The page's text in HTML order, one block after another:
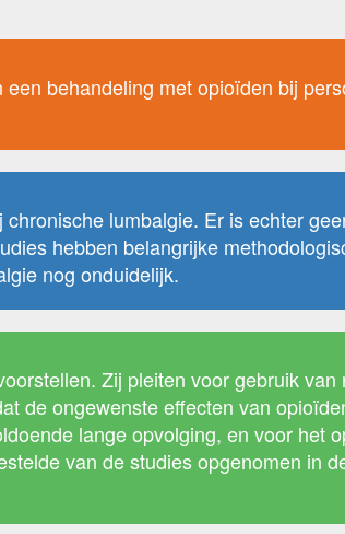
behandeling met opioïden bij
lumbalgie. Er is echter
hebben belangrijke
nog onduidelijk.
Zij pleiten voor gebruik
de ongewenste effecten van
lange opvolging, en voor het
van de studies opgenomen in